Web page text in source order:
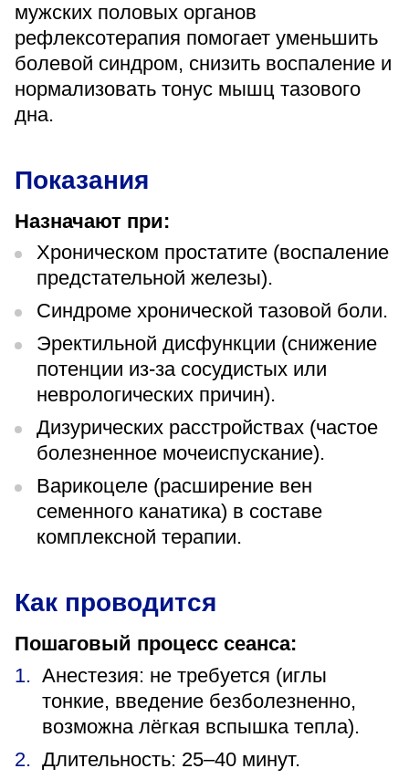
Понедельник — четверг
08:00–16:45
перерыв 12:00–12:30
Пятница
08:00–15:45
перерыв 12:00–12:30
Администратор
Версия для слабовидящих
мужских половых органов
рефлексотерапия помогает уменьшить
болевой синдром, снизить воспаление и
нормализовать тонус мышц тазового
дна.
Показания
Назначают при:
Хроническом простатите (воспаление
предстательной железы).
Синдроме хронической тазовой боли.
Эректильной дисфункции (снижение
потенции из-за сосудистых или
неврологических причин).
Дизурических расстройствах (частое
болезненное мочеиспускание).
Варикоцеле (расширение вен
семенного канатика) в составе
комплексной терапии.
Как проводится
Пошаговый процесс сеанса:
Анестезия: не требуется (иглы
тонкие, введение безболезненно,
возможна лёгкая вспышка тепла).
Длительность: 25–40 минут.